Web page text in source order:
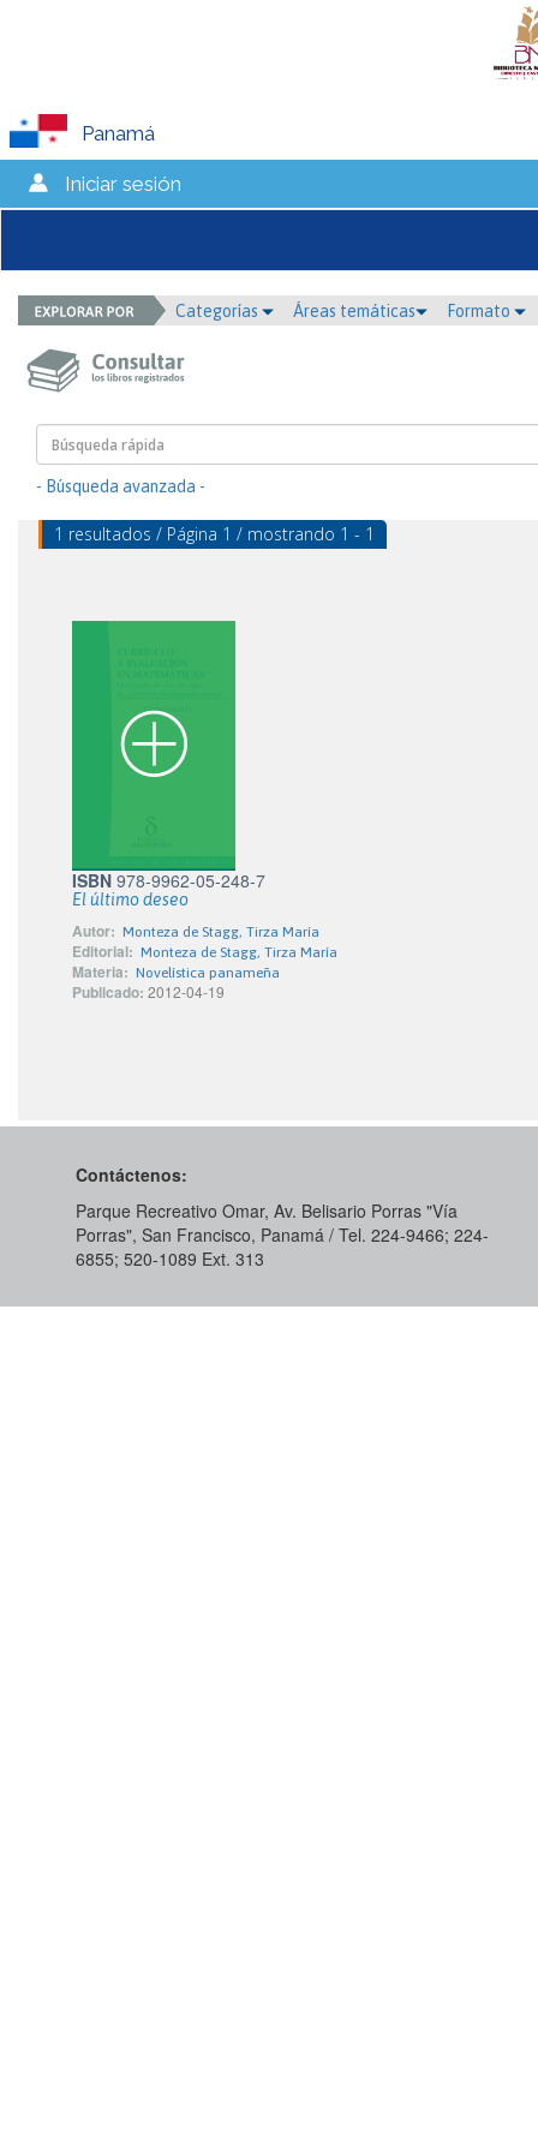
Panamá
Iniciar sesión
Categorías Áreas temáticas Formato
- Búsqueda avanzada -
1 resultados / Página 1 / mostrando 1 - 1
ISBN 978-9962-05-248-7
El último deseo
Autor: Monteza de Stagg, Tirza María
Editorial: Monteza de Stagg, Tirza María
Materia: Novelística panameña
Publicado: 2012-04-19
Contáctenos:
Parque Recreativo Omar, Av. Belisario Porras "Vía
Porras", San Francisco, Panamá / Tel. 224-9466; 224-
6855; 520-1089​ Ext. 313